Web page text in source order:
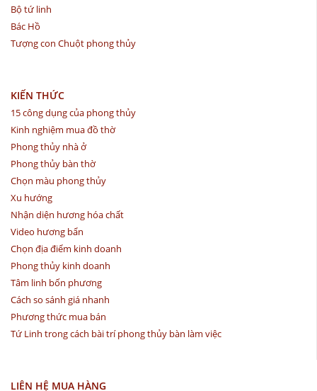
Bộ tứ linh
Bác Hồ
Tượng con Chuột phong thủy
KIẾN THỨC
15 công dụng của phong thủy
Kinh nghiệm mua đồ thờ
Phong thủy nhà ở
Phong thủy bàn thờ
Chọn màu phong thủy
Xu hướng
Nhận diện hương hóa chất
Video hương bẩn
Chọn địa điểm kinh doanh
Phong thủy kinh doanh
Tâm linh bốn phương
Cách so sánh giá nhanh
Phương thức mua bán
Tứ Linh trong cách bài trí phong thủy bàn làm việc
LIÊN HỆ MUA HÀNG